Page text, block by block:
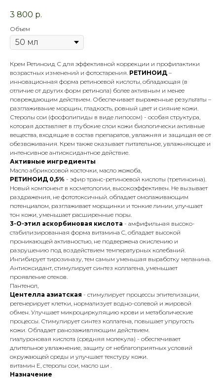
3 800 р.
Объем
Крем Ретиноид С для эффективной коррекции и профилактики
возрастных изменений и фотостарения. РЕТИНОИД –
инновационная форма ретиноевой кислоты, обладающая (в
отличие от других форм ретинола) более активным и менее
повреждающим действием. Обеспечивает выраженные результаты –
разглаживание морщин, гладкость, ровный цвет и сияние кожи.
Стеролы сои (фосфолипиды в виде липосом) - особая структура,
которая доставляет в глубокие слои кожи биологически активные
вещества, входящие в состав препаратов, увлажняя и защищая ее от
обезвоживания. Крем также оказывает питательное, увлажняющее и
интенсивное антиоксидантное действие.
Активные ингредиенты
Масло абрикосовой косточки, масло жожоба,
РЕТИНОИД 0,5% - эфир транс-ретиноевой кислоты (третиноина).
Новый компонент в косметологии, высокоэффективен. Не вызывает
раздражения, не фототоксичный. обладает омолаживающим
потенциалом, разглаживает морщинки и тонкие линии, улучшает
тон кожи, уменьшает расширенные поры.
3-О-этил аскорбиновая кислота - амфифильная высоко-
стабилизированная форма витамина C, обладает высокой
проникающей активностью, не подвержена окислению и
разрушению под воздействием температурных колебаний.
Ингибирует тирозиназу, тем самым уменьшая выработку меланина.
Антиоксидант, стимулирует синтез коллагена, уменьшает
проявление отеков.
Пантенол,
Центелла азиатская - стимулирует процессы эпителизации,
регенерирует клетки, нормализует водно-солевой и жировой
обмен. Улучшает микроциркуляцию крови и метаболические
процессы. Стимулирует синтез коллагена, повышает упругость
кожи. Обладает ранозаживляющим действием.
гиалуроновая кислота (средняя молекула) - обеспечивает
длительное увлажнение, защиту от неблагоприятных условий
окружающей среды и улучшает текстуру кожи.
витамин Е, стеролы сои, масло ши .
Назначение